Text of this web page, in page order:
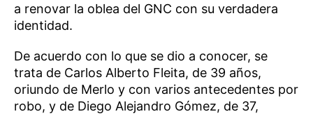
a renovar la oblea del GNC con su verdadera
identidad.
De acuerdo con lo que se dio a conocer, se
trata de Carlos Alberto Fleita, de 39 años,
oriundo de Merlo y con varios antecedentes por
robo, y de Diego Alejandro Gómez, de 37,